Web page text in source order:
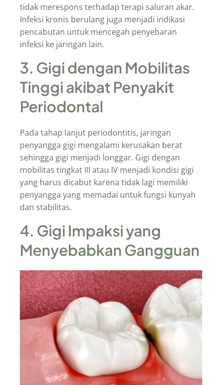
tidak merespons terhadap terapi saluran akar.
Infeksi kronis berulang juga menjadi indikasi
pencabutan untuk mencegah penyebaran
infeksi ke jaringan lain.
3. Gigi dengan Mobilitas
Tinggi akibat Penyakit
Periodontal
Pada tahap lanjut periodontitis, jaringan
penyangga gigi mengalami kerusakan berat
sehingga gigi menjadi longgar. Gigi dengan
mobilitas tingkat III atau IV menjadi kondisi gigi
yang harus dicabut karena tidak lagi memiliki
penyangga yang memadai untuk fungsi kunyah
dan stabilitas.
4. Gigi Impaksi yang
Menyebabkan Gangguan